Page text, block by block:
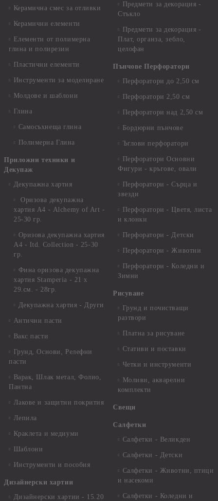
Керамична смес за отливки
Керамични елементи
Елементи от полимерна
глина и полирезин
Пластични елементи
Инструменти за моделиране
Молдове и шаблони
Глина
Самосъхнеща глина
Полимерна Глина
Приложни техники и
Декупаж
Декупажна хартия
Оризова декупажна
хартия А4 - Alchemy of Art -
25-30 гр.
Оризова декупажна хартия
А4 - Itd. Collection - 25-30
гр.
Фина оризова декупажна
хартия Stamperia - 21 х
29.см. - 28гр.
Декупажна хартия - Други
Антични пасти
Вакс пасти
Грунд, Основи, Релефни
пасти
Варак, Шлак метал, Фолио,
Пантна
Лакове и защитни покрития
Лепила
Краклета и медиуми
Шаблони
Инструменти и пособия
Дизайнерски хартии
Дизайнерски хартии - 15.20
Предмети за декорация -
Стъкло
Предмети за декорация -
Плат, органза, зебло,
целофан
Пънчове Перфоратори
Перфоратори до 2,50 см
Перфоратори 2,50 см
Перфоратори над 2,50 см
Бордюрни пънчове
Ъглови перфоратори
Перфоратори Основни
Фигури - кръгове, овали
Перфоратори - Сърца и
звезди
Перфоратори - Цветя, листа
и клонки
Перфоратори - Детски
Перфоратори - Животни
Перфоратори - Коледни и
Зимни
Рисуване
Грунд и почистващи
разтвори
Платна за рисуване
Стативи и поставки
Четки и инструменти
Моливи, акварелни
комплекти
Свещи
Салфетки
Салфетки - Великден
Салфетки - Детски
Салфетки - Животни, птици
и насекоми
Салфетки - Коледни и